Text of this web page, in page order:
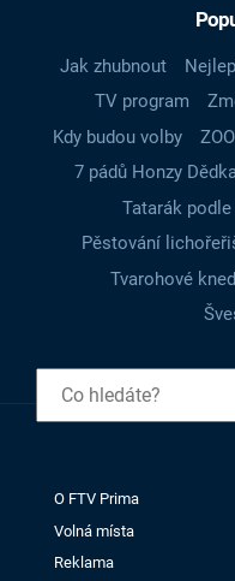
Jak zhubnout
TV program
Kdy budou volby
7 pádů Honzy
Tatarák
Pěstování
Tvarohové
O FTV Prima
Volná místa
Reklama